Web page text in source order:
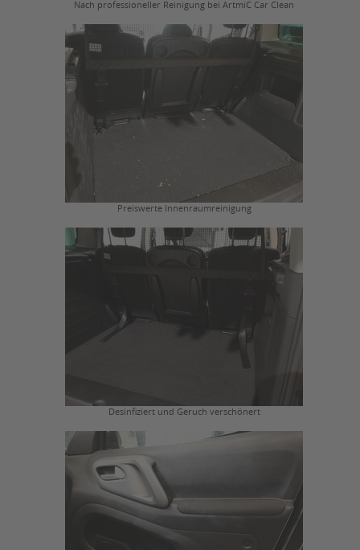
Nach professioneller Reinigung bei ArtmiC Car Clean
Preiswerte Innenraumreinigung
Desinfiziert und Geruch verschönert